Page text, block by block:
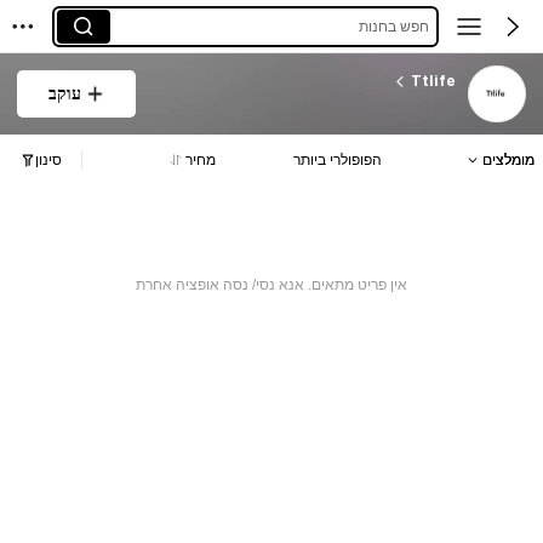
חפש בחנות
Ttlife
עוקב
מומלצים הפופולרי ביותר מחיר סינון
אין פריט מתאים. אנא נסי/ נסה אופציה אחרת